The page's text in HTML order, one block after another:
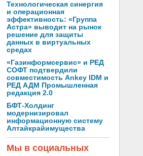
Технологическая синергия
и операционная
эффективность: «Группа
Астра» выводит на рынок
решение для защиты
данных в виртуальных
средах
«Газинформсервис» и РЕД
СОФТ подтвердили
совместимость Ankey IDM и
РЕД АДМ Промышленная
редакция 2.0
БФТ-Холдинг
модернизировал
информационную систему
Алтайкрайимущества
Мы в социальных